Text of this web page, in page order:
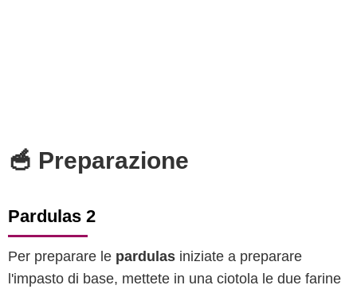
🥣 Preparazione
Pardulas 2
Per preparare le pardulas iniziate a preparare
l'impasto di base, mettete in una ciotola le due farine